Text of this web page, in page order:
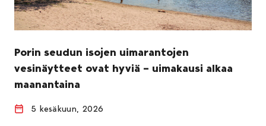
Porin seudun isojen uimarantojen
vesinäytteet ovat hyviä – uimakausi alkaa
maanantaina
5 kesäkuun, 2026